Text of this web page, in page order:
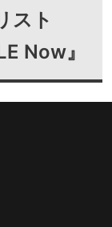
スト
Now』